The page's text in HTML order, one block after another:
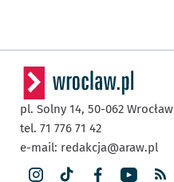
pl. Solny 14, 50-062 Wrocław
tel. 71 776 71 42
e-mail: redakcja@araw.pl